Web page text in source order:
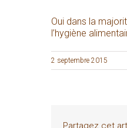
Oui dans la
l’hygiène
2 septembre 2015
Partagez cet